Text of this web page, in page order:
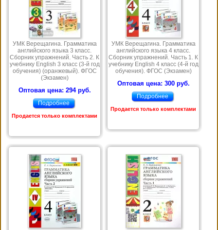
УМК Верещагина. Грамматика
английского языка 3 класс.
Сборник упражнений. Часть 2. К
учебнику English 3 класс (3-й год
обучения) (оранжевый). ФГОС
(Экзамен)
Оптовая цена: 294 руб.
Подробнее
Продается только комплектами
УМК Верещагина. Грамматика
английского языка 4 класс.
Сборник упражнений. Часть 1. К
учебнику English 4 класс (4-й год
обучения). ФГОС (Экзамен)
Оптовая цена: 300 руб.
Подробнее
Продается только комплектами